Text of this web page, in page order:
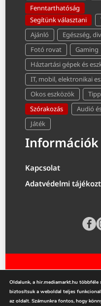
Fenntarthatóság
Segítünk választani
Ajánló
Egészség,
Fotó rovat
Gaming
Háztartási gépek és
IT, mobil, elektronikai
Okos eszközök
Szórakozás
Audió
Játék
Információk
Kapcsolat
Adatvédelmi
Oldalunk, a hir.mediamarkt.hu
biztosítsuk a weboldal teljes
az oldalt. Számunkra fontos, hogy